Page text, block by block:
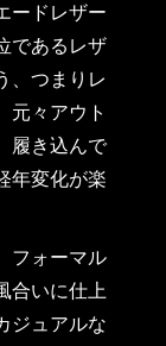
ードレザー
であるレザ
、つまりレ
元々アウト
履き込んで
年変化が楽
フォーマル
合いに仕上
ジュアルな